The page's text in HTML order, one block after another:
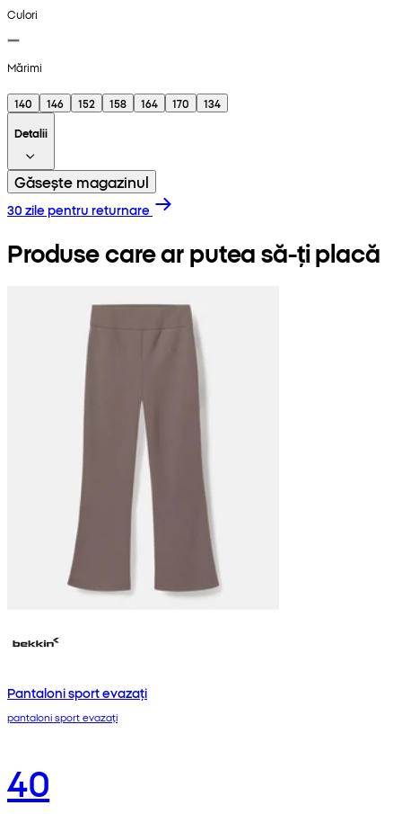
Culori
Mărimi
140 146 152 158 164 170
134
Detalii
Găsește magazinul
30 zile pentru returnare
Produse care ar putea să-ți placă
Pantaloni sport evazați
pantaloni sport evazați
40